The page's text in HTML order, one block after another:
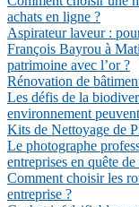
achats en ligne ?
Aspirateur laveur :
François Bayrou à
patrimoine avec l’or ?
Rénovation de
Les défis de la
environnement
Kits de Nettoyage de
Le photographe
entreprises en quête
Comment choisir les
entreprise ?